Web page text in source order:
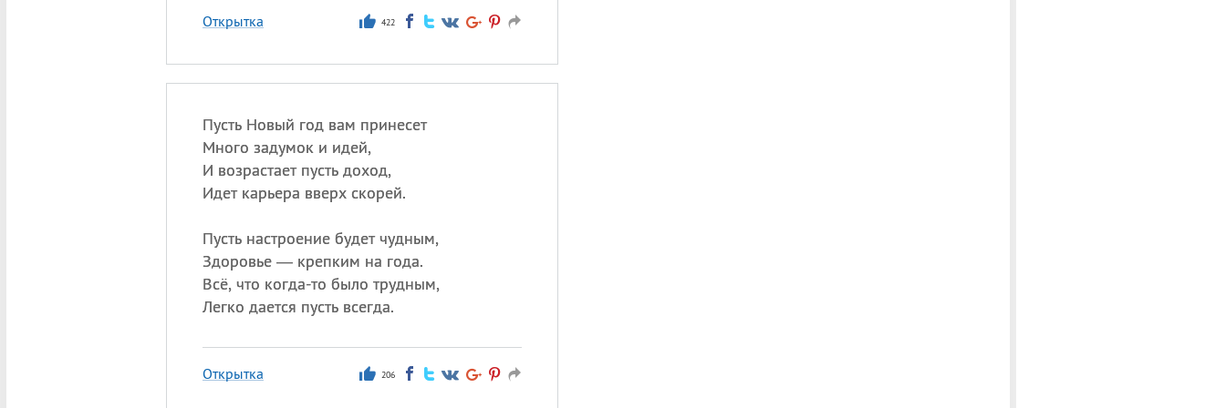
Открытка 422
Пусть Новый год вам принесет
Много задумок и идей,
И возрастает пусть доход,
Идет карьера вверх скорей.
Пусть настроение будет чудным,
Здоровье — крепким на года.
Всё, что когда-то было трудным,
Легко дается пусть всегда.
Открытка 206